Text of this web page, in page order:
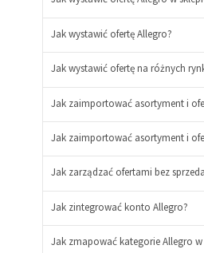
+
Jak wystawić ofertę Allegro?
+
Jak wystawić ofertę na różnych
Jak zaimportować asortyment i
+
Jak zaimportować asortyment i
+
Jak zarządzać ofertami bez
Jak zintegrować konto Allegro?
Jak zmapować kategorie Allegro w